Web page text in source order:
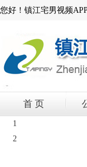
您好！镇江宅男视频
首 页
1
2